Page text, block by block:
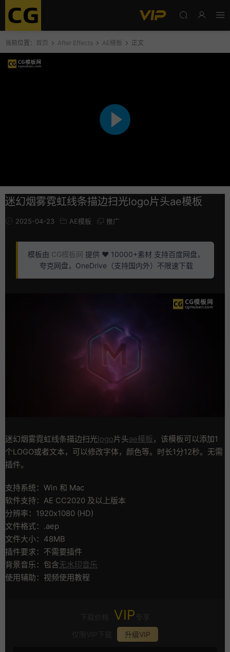
当前位置： 首页 After Effects AE模板 正文
迷幻烟雾霓虹线条描边扫光logo片头ae模板
2025-04-23 AE模板 推广
模板由 CG模板网 提供 ❤️ 10000+素材 支持百度网盘，
夸克网盘，OneDrive（支持国内外）不限速下载
迷幻烟雾霓虹线条描边扫光logo片头ae模板 ，该模板可以添加1
个LOGO或者文本，可以修改字体，颜色等。时长1分12秒。无需
插件。
支持系统：Win 和 Mac
软件支持：AE CC2020 及以上版本
分辨率：1920x1080 (HD)
文件格式：.aep
文件大小：48MB
插件要求：不需要插件
背景音乐：包含无水印音乐
使用辅助：视频使用教程
VIP
升级VIP